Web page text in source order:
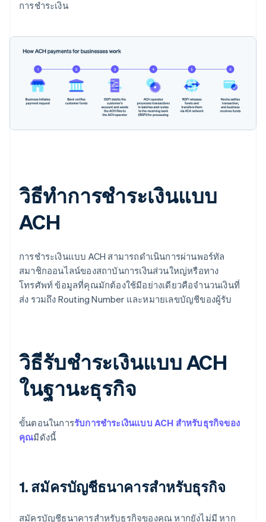
การชำระเงิน
วิธีทำการชำระเงินแบบ
ACH
การชำระเงินแบบ ACH สามารถดำเนินการผ่านพอร์ทัล
สมาชิกออนไลน์ของสถาบันการเงินส่วนใหญ่หรือทาง
โทรศัพท์ ข้อมูลที่คุณมักต้องใช้มีอย่างเดียวคือจำนวนเงินที่
ส่ง รวมถึง Routing Number และหมายเลขบัญชีของผู้รับ
วิธีรับชำระเงินแบบ ACH
ในฐานะธุรกิจ
ขั้นตอนในการรับการชำระเงินแบบ ACH สำหรับธุรกิจของ
คุณมีดังนี้
1. สมัครบัญชีธนาคารสำหรับธุรกิจ
สมัครบัญชีธนาคารสำหรับธุรกิจของคุณ หากยังไม่มี หาก